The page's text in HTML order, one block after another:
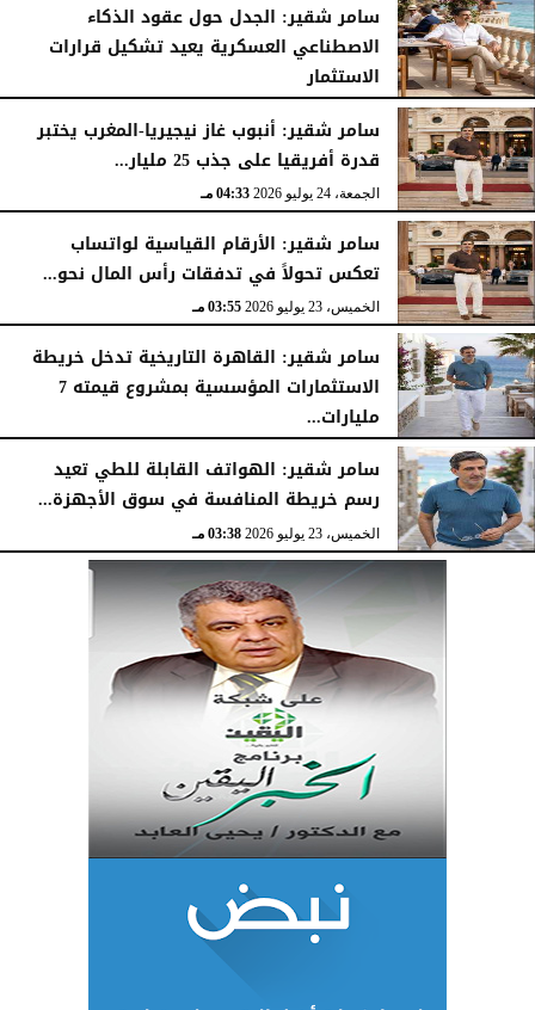
سامر شقير: الجدل حول عقود الذكاء
الاصطناعي العسكرية يعيد تشكيل قرارات
الاستثمار
الجمعة، 24 يوليو 2026 04:45 مـ
سامر شقير: أنبوب غاز نيجيريا-المغرب يختبر
قدرة أفريقيا على جذب 25 مليار...
الجمعة، 24 يوليو 2026 04:33 مـ
سامر شقير: الأرقام القياسية لواتساب
تعكس تحولاً في تدفقات رأس المال نحو...
الخميس، 23 يوليو 2026 03:55 مـ
سامر شقير: القاهرة التاريخية تدخل خريطة
الاستثمارات المؤسسية بمشروع قيمته 7
مليارات...
الخميس، 23 يوليو 2026
سامر شقير: الهواتف القابلة للطي تعيد
رسم خريطة المنافسة في سوق الأجهزة...
الخميس، 23 يوليو 2026 03:38 مـ